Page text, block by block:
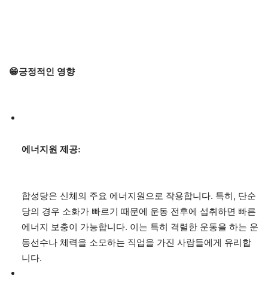
😁긍정적인 영향
에너지원 제공:
합성당은 신체의 주요 에너지원으로 작용합니다. 특히, 단순
당의 경우 소화가 빠르기 때문에 운동 전후에 섭취하면 빠른
에너지 보충이 가능합니다. 이는 특히 격렬한 운동을 하는 운
동선수나 체력을 소모하는 직업을 가진 사람들에게 유리합
니다.